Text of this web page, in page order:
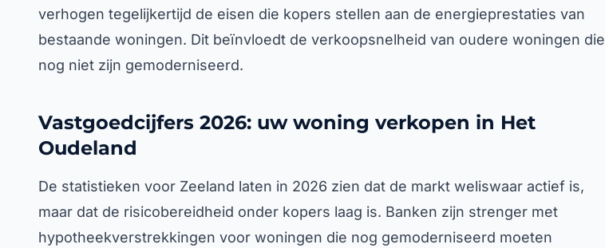
verhogen tegelijkertijd de eisen die kopers stellen aan de energieprestaties van
bestaande woningen. Dit beïnvloedt de verkoopsnelheid van oudere woningen die
nog niet zijn gemoderniseerd.
Vastgoedcijfers 2026: uw woning verkopen in Het
Oudeland
De statistieken voor Zeeland laten in 2026 zien dat de markt weliswaar actief is,
maar dat de risicobereidheid onder kopers laag is. Banken zijn strenger met
hypotheekverstrekkingen voor woningen die nog gemoderniseerd moeten